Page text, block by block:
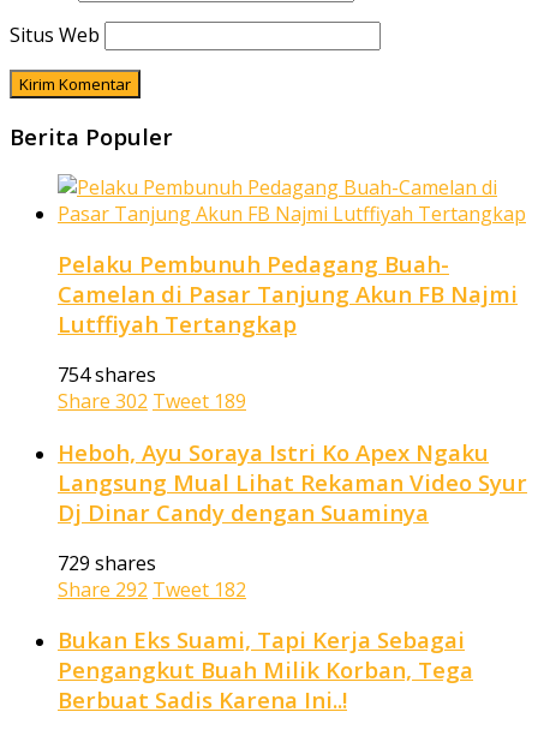
Situs Web
Berita Populer
Pelaku Pembunuh Pedagang Buah-
Camelan di Pasar Tanjung Akun FB Najmi
Lutffiyah Tertangkap
754 shares
Share 302 Tweet 189
Heboh, Ayu Soraya Istri Ko Apex Ngaku
Langsung Mual Lihat Rekaman Video Syur
Dj Dinar Candy dengan Suaminya
729 shares
Share 292 Tweet 182
Bukan Eks Suami, Tapi Kerja Sebagai
Pengangkut Buah Milik Korban, Tega
Berbuat Sadis Karena Ini..!